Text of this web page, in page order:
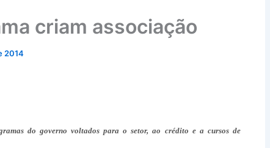
criam associação
2014
do governo voltados para o setor, ao crédito e a cursos de